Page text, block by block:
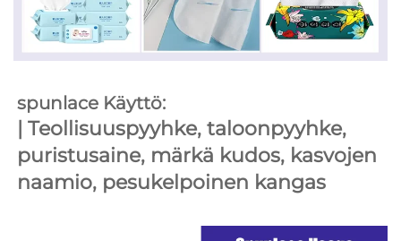
spunlace Käyttö:
| Teollisuuspyyhke, taloonpyyhke,
puristusaine, märkä kudos, kasvojen
naamio, pesukelpoinen kangas